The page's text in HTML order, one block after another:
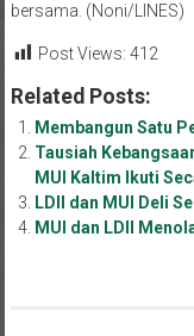
Membangun Satu
Tausiah
MUI Kaltim Ikuti
LDII dan MUI Deli
MUI dan LDII